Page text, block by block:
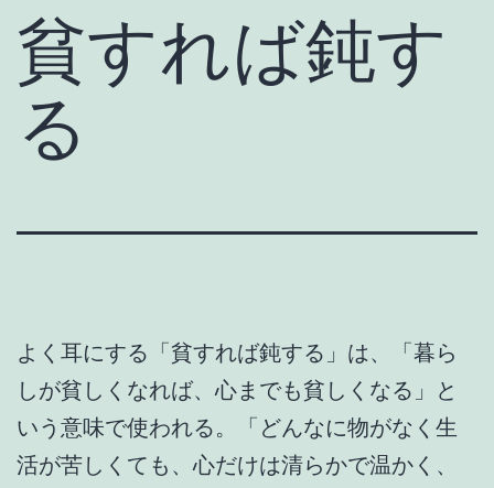
貧すれば鈍す
る
よく耳にする「貧すれば鈍する」は、「暮ら
しが貧しくなれば、心までも貧しくなる」と
いう意味で使われる。「どんなに物がなく生
活が苦しくても、心だけは清らかで温かく、